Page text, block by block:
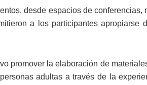
desde espacios de
a los participantes apropiarse
promover la elaboración de
adultas a través de la